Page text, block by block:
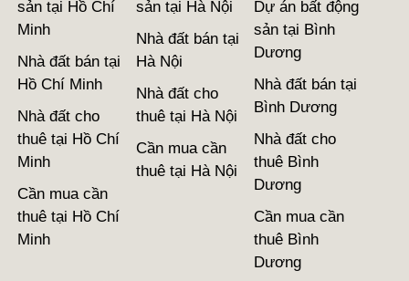
sản tại Hồ Chí
Minh
Nhà đất bán tại
Hồ Chí Minh
Nhà đất cho
thuê tại Hồ Chí
Minh
Cần mua cần
thuê tại Hồ Chí
Minh
sản tại Hà Nội
Nhà đất bán tại
Hà Nội
Nhà đất cho
thuê tại Hà Nội
Cần mua cần
thuê tại Hà Nội
Dự án bất động
sản tại Bình
Dương
Nhà đất bán tại
Bình Dương
Nhà đất cho
thuê Bình
Dương
Cần mua cần
thuê Bình
Dương